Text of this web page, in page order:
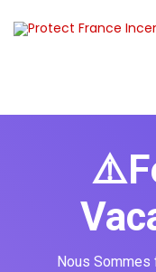
Nous Sommes